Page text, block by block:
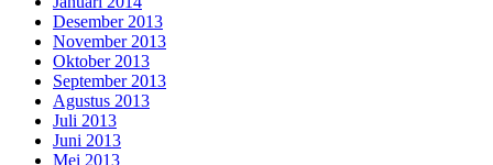
Desember 2013
November 2013
Oktober 2013
September 2013
Agustus 2013
Juli 2013
Juni 2013
Mei 2013